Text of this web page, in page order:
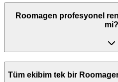
Roomagen profesyonel
mi?
Tüm ekibim tek bir